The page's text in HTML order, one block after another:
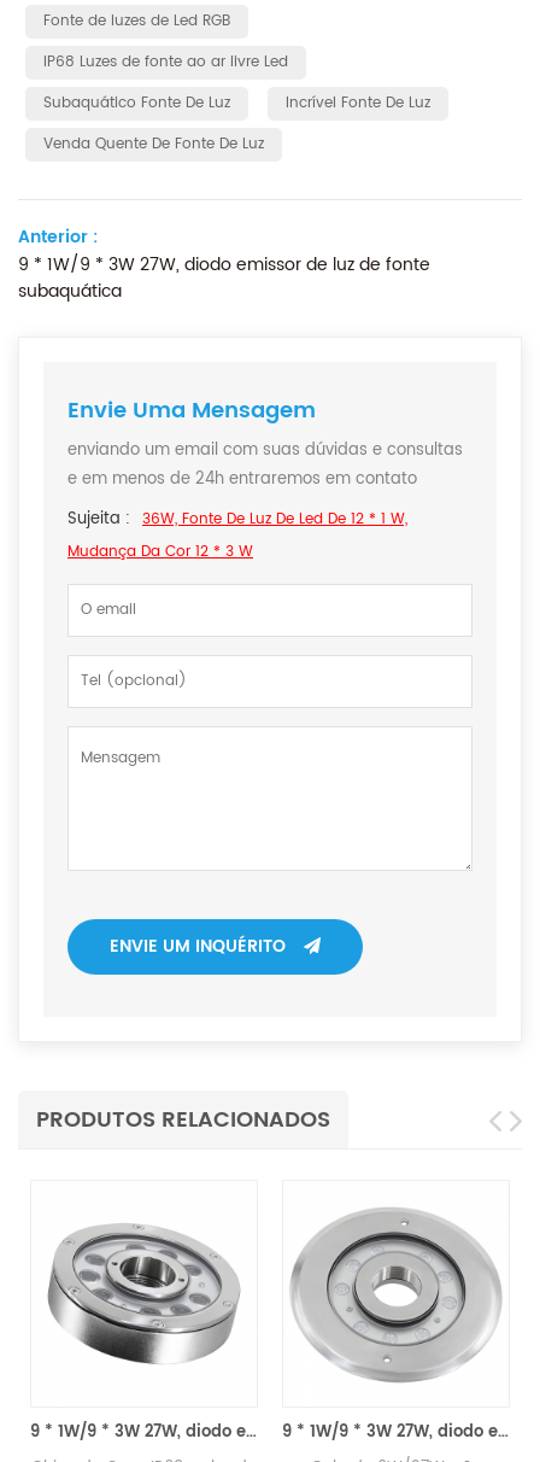
Fonte de luzes de Led RGB
IP68 Luzes de fonte ao ar livre Led
Subaquático Fonte De Luz
Incrível Fonte De Luz
Venda Quente De Fonte De Luz
Anterior :
9 * 1W/9 * 3W 27W, diodo emissor de luz de fonte
subaquática
Envie Uma Mensagem
enviando um email com suas dúvidas e consultas
e em menos de 24h entraremos em contato
Sujeita : 36W, Fonte De Luz De Led De 12 * 1 W,
Mudança Da Cor 12 * 3 W
ENVIE UM INQUÉRITO
PRODUTOS RELACIONADOS
9 * 1W/9 * 3W 27W, diodo emissor de luz de fonte subaquática
9 * 1W/9 * 3W 27W, diodo emissor de luz de fonte embutida